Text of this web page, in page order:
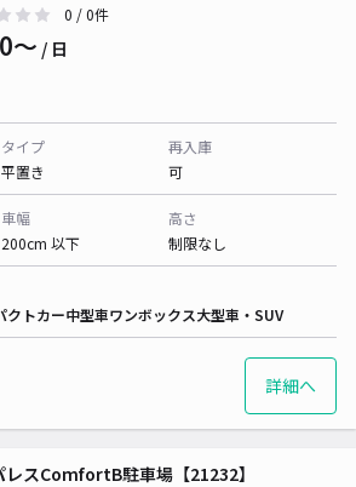
0 / 0件
〜 / 日
タイプ
平置き
再入庫
可
車幅
200cm 以下
高さ
制限なし
クトカー中型車ワンボックス大型車・SUV
詳細へ
レスComfortB駐車場【21232】